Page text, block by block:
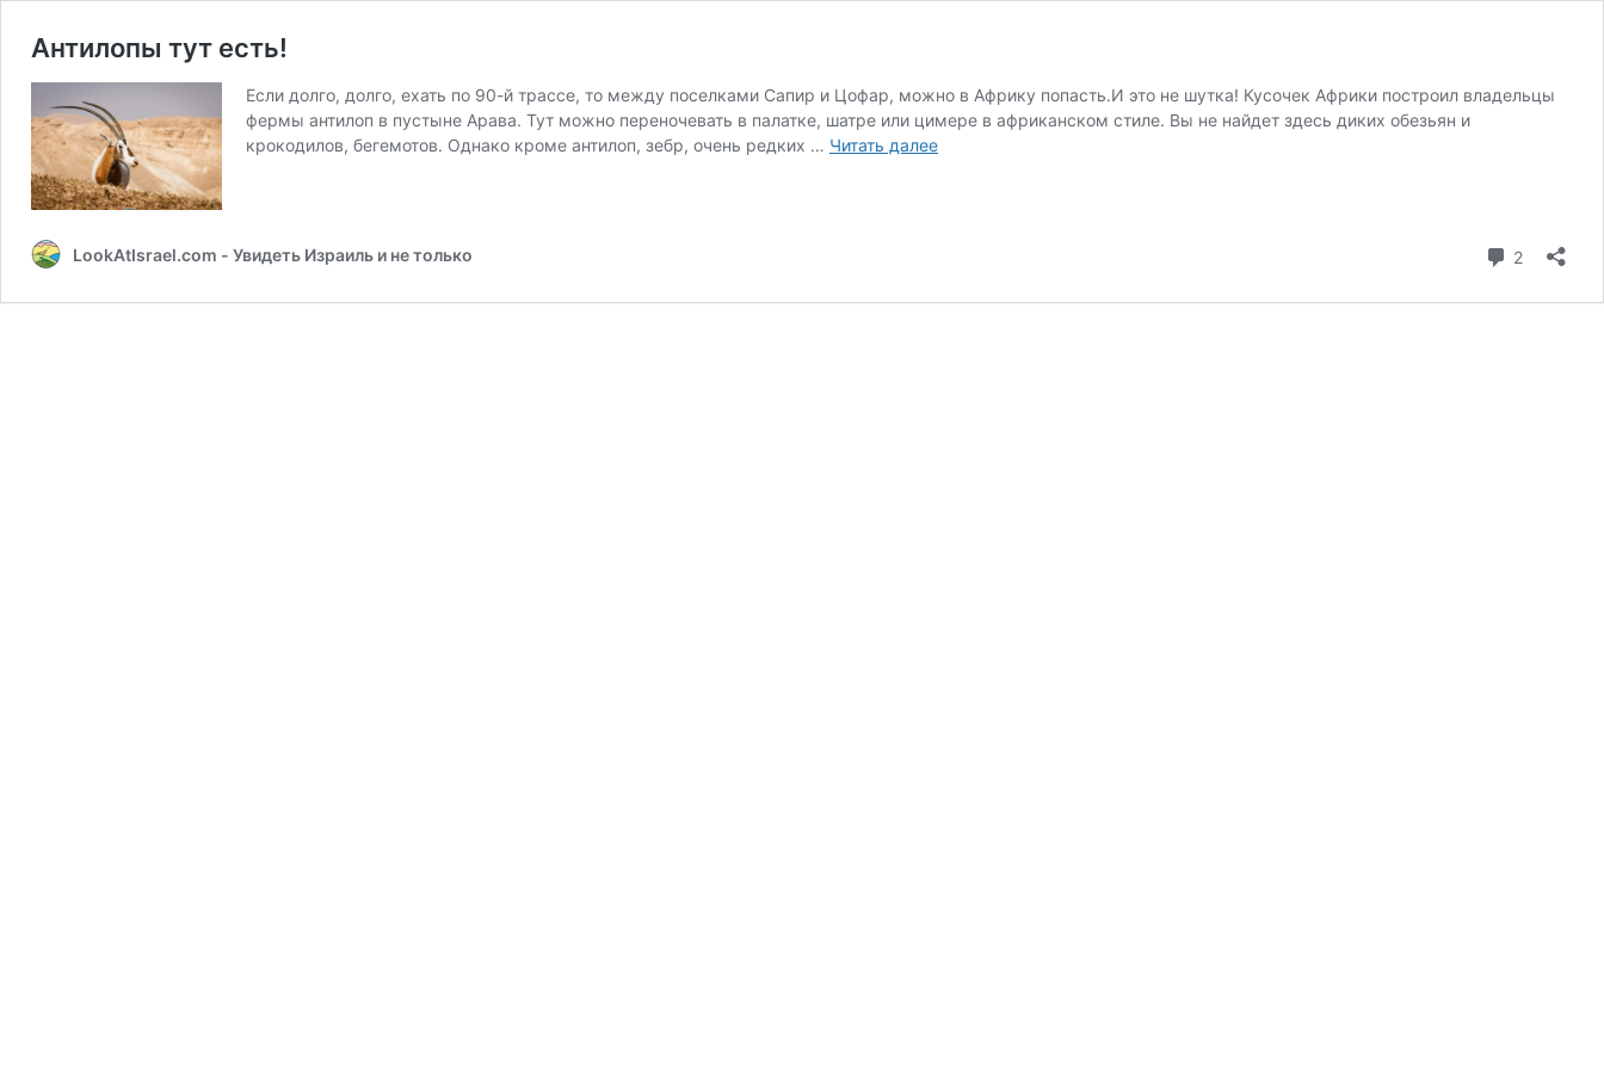
Антилопы тут есть!
Если долго, долго, ехать по 90-й трассе, то между поселками Сапир и Цофар, можно в Африку попасть.И это не шутка! Кусочек Африки построил владельцы
фермы антилоп в пустыне Арава. Тут можно переночевать в палатке, шатре или цимере в африканском стиле. Вы не найдет здесь диких обезьян и
крокодилов, бегемотов. Однако кроме антилоп, зебр, очень редких … Читать далееАнтилопы
LookAtIsrael.com - Увидеть Израиль и не только 2